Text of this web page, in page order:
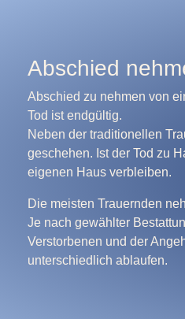
Abschied
Abschied zu nehmen von
Tod ist endgültig.
Neben der traditionellen
geschehen. Ist der Tod zu
eigenen Haus verbleiben.
Die meisten Trauernden
Je nach gewählter
Verstorbenen und der
unterschiedlich ablaufen.